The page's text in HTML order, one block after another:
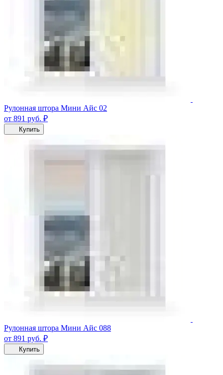
Рулонная штора Мини Айс 02
от 891 руб. ₽
Купить
Рулонная штора Мини Айс 088
от 891 руб. ₽
Купить